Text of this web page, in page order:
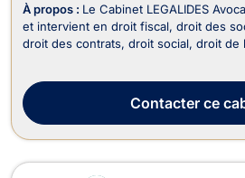
À propos : Le Cabinet LEGALIDES
et intervient en droit fiscal, droit des
droit des contrats, droit social, droit de
vous per...
Contacter ce